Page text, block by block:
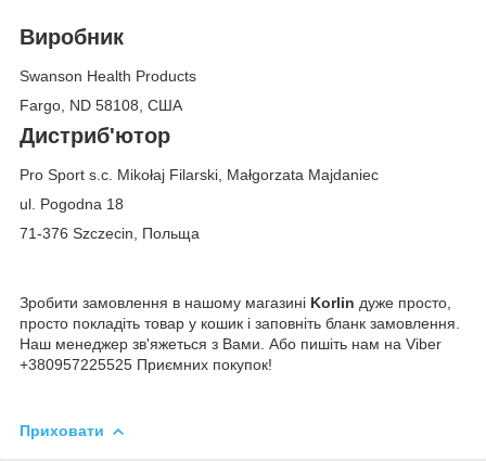
Виробник
Swanson Health Products
Fargo, ND 58108, США
Дистриб'ютор
Pro Sport s.c. Mikołaj Filarski, Małgorzata Majdaniec
ul. Pogodna 18
71-376 Szczecin, Польща
Зробити замовлення в нашому магазині Korlin дуже просто,
просто покладіть товар у кошик і заповніть бланк замовлення.
Наш менеджер зв'яжеться з Вами. Або пишіть нам на Viber
+380957225525 Приємних покупок!
Приховати